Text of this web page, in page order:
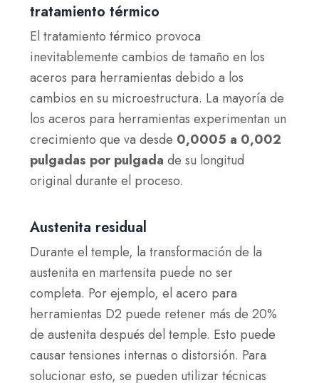
tratamiento térmico
El tratamiento térmico provoca
inevitablemente cambios de tamaño en los
aceros para herramientas debido a los
cambios en su microestructura. La mayoría de
los aceros para herramientas experimentan un
crecimiento que va desde 0,0005 a 0,002
pulgadas por pulgada de su longitud
original durante el proceso.
Austenita residual
Durante el temple, la transformación de la
austenita en martensita puede no ser
completa. Por ejemplo, el acero para
herramientas D2 puede retener más de 20%
de austenita después del temple. Esto puede
causar tensiones internas o distorsión. Para
solucionar esto, se pueden utilizar técnicas